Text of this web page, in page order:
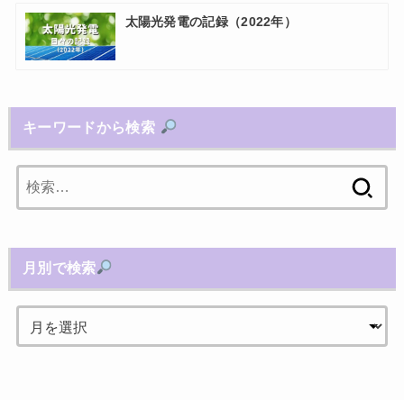
太陽光発電の記録（2022年）
キーワードから検索
索:
月別で検索